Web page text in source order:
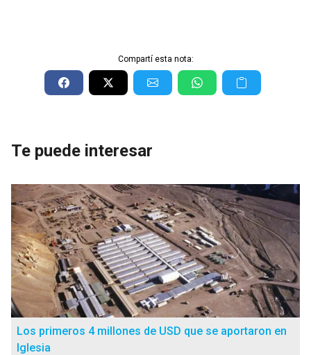
Compartí esta nota:
Te puede interesar
Los primeros 4 millones de USD que se aportaron en
Iglesia